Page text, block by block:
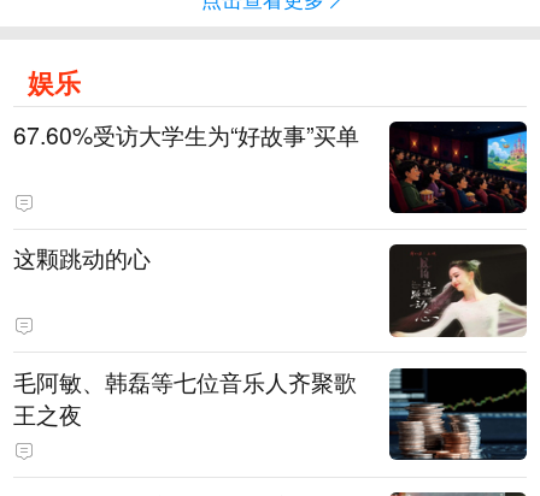
娱乐
67.60%受访大学生为“好故事”买单
这颗跳动的心
毛阿敏、韩磊等七位音乐人齐聚歌
王之夜